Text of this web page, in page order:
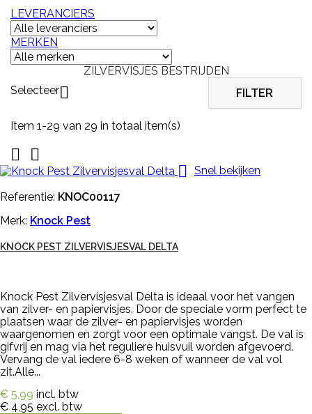
LEVERANCIERS
MERKEN
ZILVERVISJES BESTRIJDEN
Selecteer FILTER
Item 1-29 van 29 in totaal item(s)


 Snel bekijken
Referentie: KNOC00117
Merk: Knock Pest
KNOCK PEST ZILVERVISJESVAL DELTA
Knock Pest Zilvervisjesval Delta is ideaal voor het vangen
van zilver- en papiervisjes. Door de speciale vorm perfect te
plaatsen waar de zilver- en papiervisjes worden
waargenomen en zorgt voor een optimale vangst. De val is
gifvrij en mag via het reguliere huisvuil worden afgevoerd.
Vervang de val iedere 6-8 weken of wanneer de val vol
zit.Alle...
€ 5,99 incl. btw
€ 4,95 excl. btw